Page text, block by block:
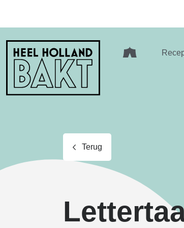
Heel
Holland
Bakt
Terug